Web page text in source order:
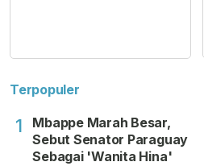
Terpopuler
1
Mbappe Marah Besar,
Sebut Senator Paraguay
Sebagai 'Wanita Hina'